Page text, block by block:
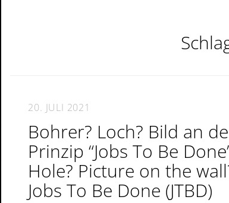
20. JULI 2021
Bohrer? Loch? Bild an
Prinzip “Jobs To Be
Hole? Picture on the
Jobs To Be Done (JTBD)